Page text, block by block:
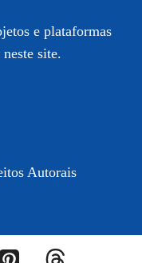
e plataformas
site.
Autorais